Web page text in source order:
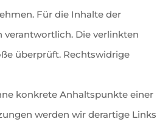
Für die Inhalte der
verantwortlich. Die verlinkten
überprüft. Rechtswidrige
konkrete Anhaltspunkte einer
werden wir derartige Links